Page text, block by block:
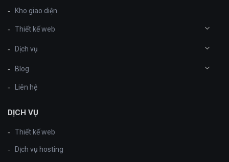
Kho giao diện
Thiết kế web
Dịch vụ
Blog
Liên hệ
DỊCH VỤ
Thiết kế web
Dịch vụ hosting